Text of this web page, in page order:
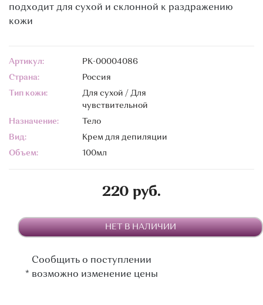
подходит для сухой и склонной к раздражению
кожи
Артикул:
РК-00004086
Страна:
Россия
Тип кожи:
Для сухой / Для
чувствительной
Назначение:
Тело
Вид:
Крем для депиляции
Объем:
100мл
220 руб.
НЕТ В НАЛИЧИИ
Сообщить о поступлении
* возможно изменение цены